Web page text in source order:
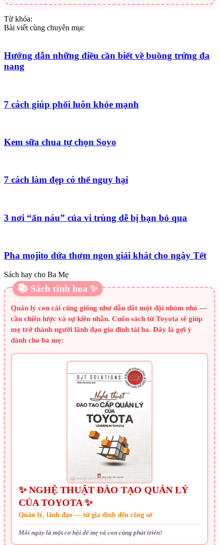
Từ khóa:
Bài viết cùng chuyên mục
Hướng dẫn những điều cần biết về buồng trứng đa
nang
7 cách giúp phổi luôn khỏe mạnh
Kem sữa chua tự chọn Soyo
7 cách làm đẹp có thể nguy hại
3 nơi “ẩn náu” của vi trùng dễ bị bạn bỏ qua
Pha mojito dứa thơm ngon giải khát cho ngày Tết
Sách hay cho Ba Mẹ
📚 Sách tinh hoa ✨
Quản lý con cái cũng giống như dẫn dắt một đội nhóm nhỏ —
cần chiến lược và sự kiên nhẫn. Cuốn sách từ Toyota sẽ giúp
mẹ trở thành người lãnh đạo gia đình tài ba. Đây là gợi ý
dành cho ba mẹ:
✨ NGHỆ THUẬT ĐÀO TẠO QUẢN LÝ
CỦA TOYOTA ✨
Quản lý, lãnh đạo — từ gia đình đến công sở
Mỗi ngày là một cơ hội để mẹ và con cùng phát triển!